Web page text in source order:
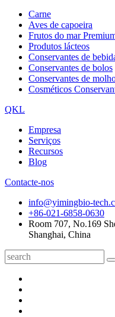
Carne
Aves de capoeira
Frutos do mar
Produtos lácteos
Conservantes de
Conservantes de bolos
Conservantes de
Cosméticos
QKL
Empresa
Serviços
Recursos
Blog
Contacte-nos
info@yimingbio-
+86-021-6858-0630
Room 707, No.169
Shanghai, China